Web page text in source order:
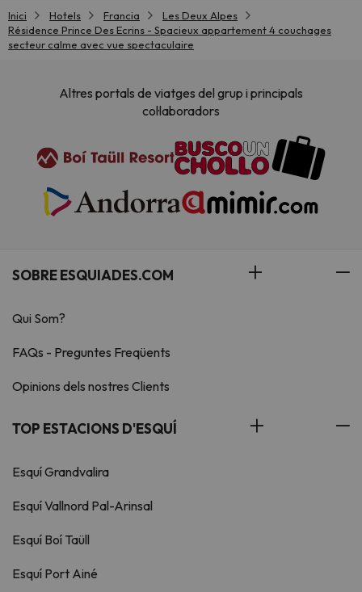
Inici Hotels Francia
Les Deux Alpes
Résidence Prince Des Ecrins - Spacieux appartement 4 couchages
secteur calme avec vue spectaculaire
Altres portals de viatges del grup i principals
col·laboradors
SOBRE ESQUIADES.COM
Qui Som?
FAQs - Preguntes Freqüents
Opinions dels nostres Clients
TOP ESTACIONS D'ESQUÍ
Esquí Grandvalira
Esquí Vallnord Pal-Arinsal
Esquí Boí Taüll
Esquí Port Ainé